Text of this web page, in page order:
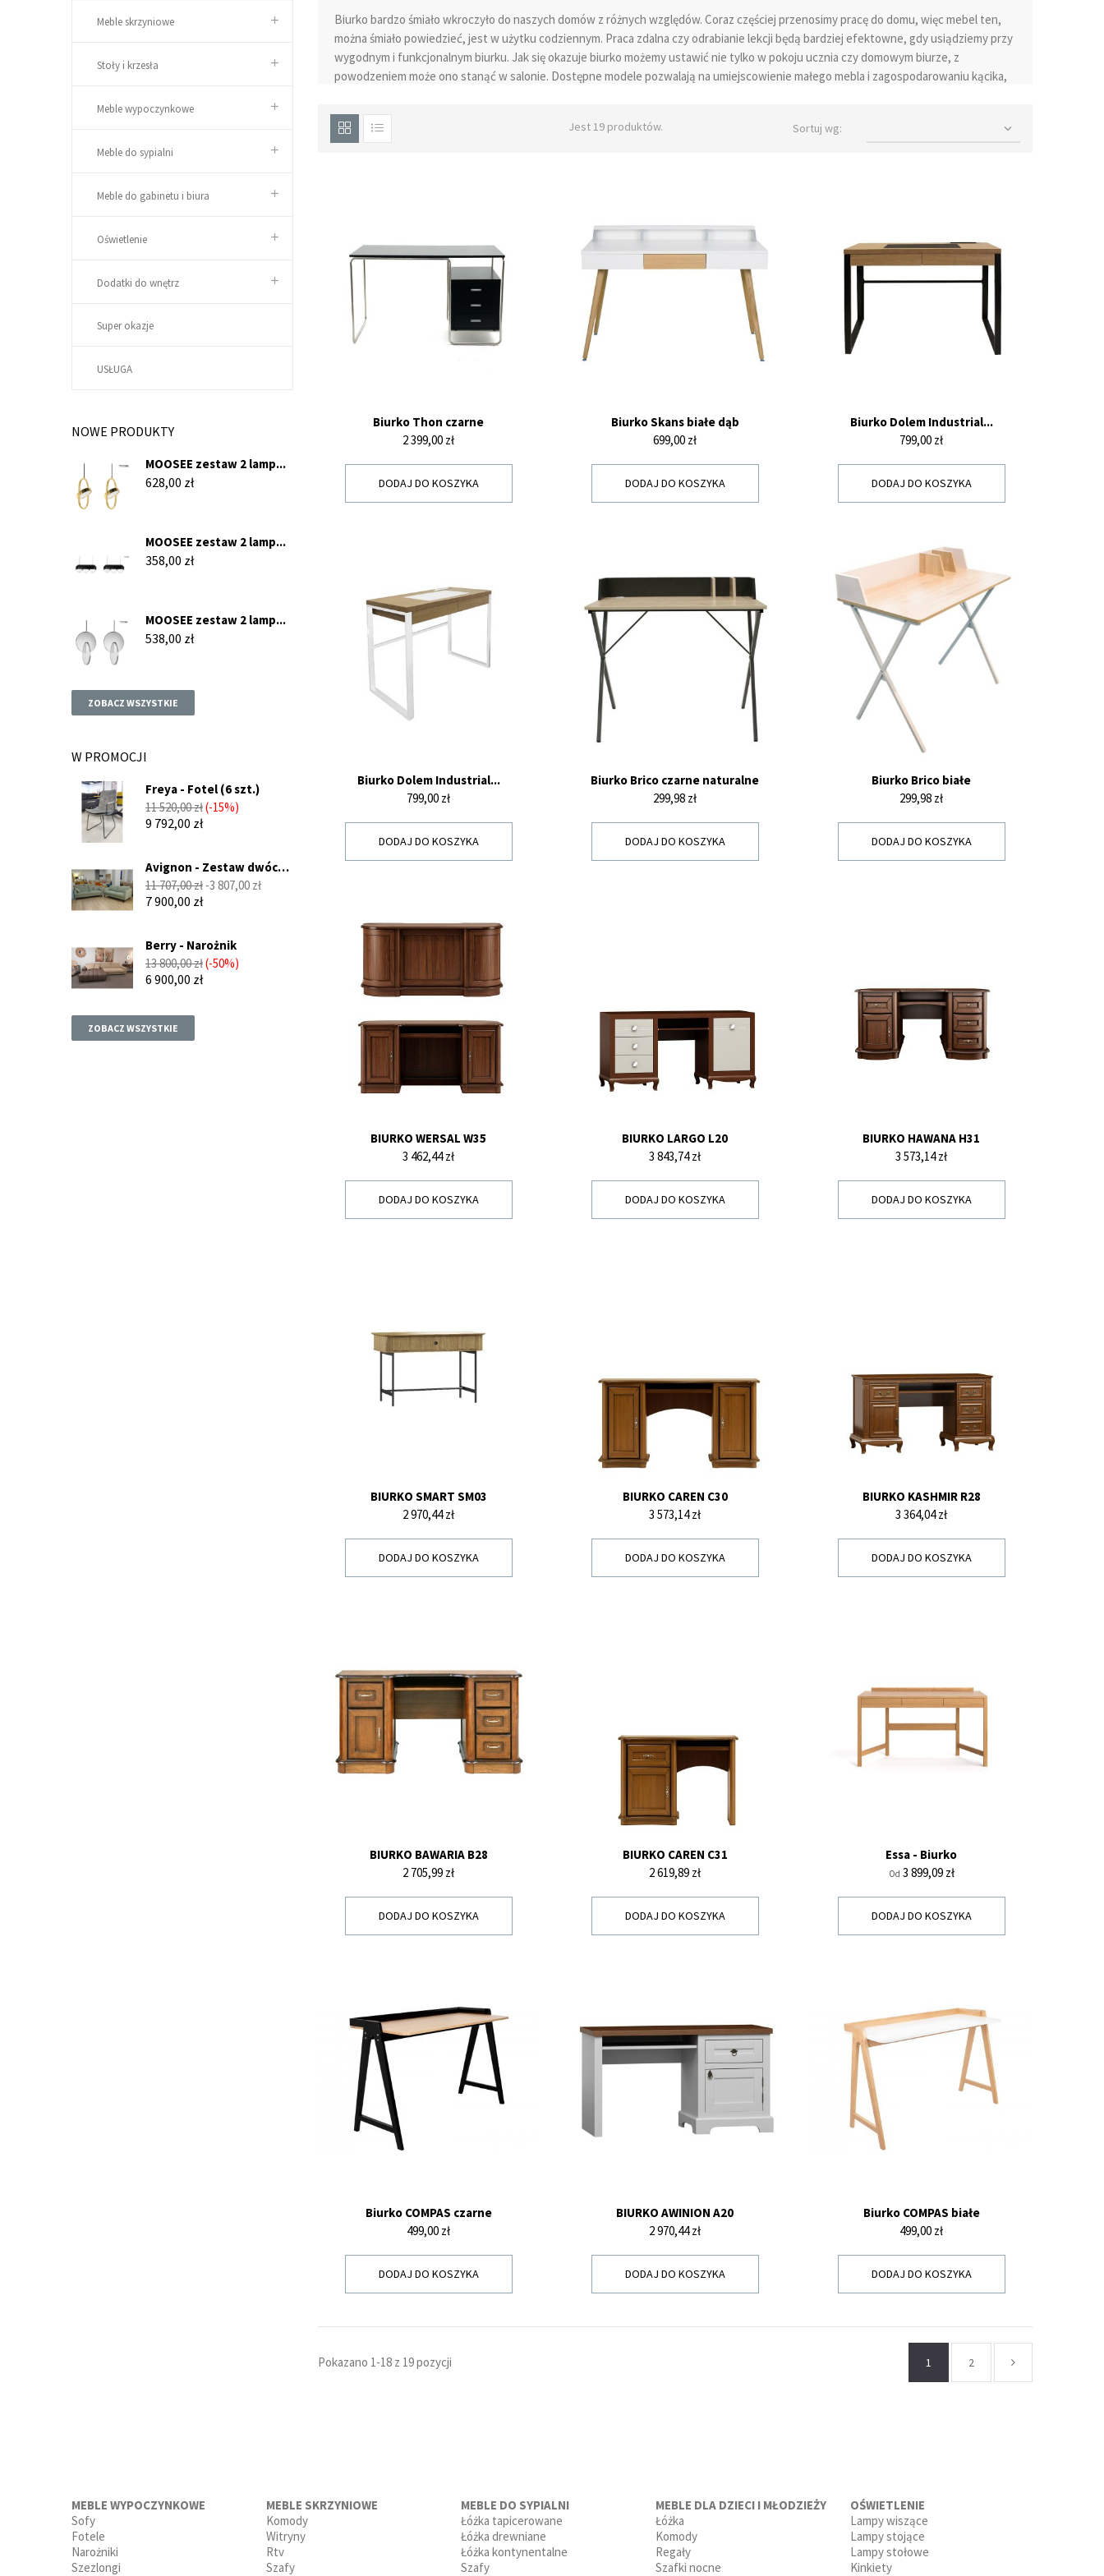
Meble skrzyniowe
Stoły i krzesła
Meble wypoczynkowe
Meble do sypialni
Meble do gabinetu i biura
Oświetlenie
Dodatki do wnętrz
Super okazje
USŁUGA
NOWE PRODUKTY
MOOSEE zestaw 2 lamp...
Cena
628,00 zł
MOOSEE zestaw 2 lamp...
Cena
358,00 zł
MOOSEE zestaw 2 lamp...
Cena
538,00 zł
ZOBACZ WSZYSTKIE
W PROMOCJI
Freya - Fotel (6 szt.)
Cena
podstawowa
11 520,00 zł -15%
9 792,00 zł
Avignon - Zestaw dwóch
sof...
Cena
podstawowa
11 707,00 zł -3 807,00 złCena
7 900,00 zł
Berry - Narożnik
Cena
podstawowa
13 800,00 zł -50%
6 900,00 zł
ZOBACZ WSZYSTKIE
Biurko bardzo śmiało wkroczyło do naszych domów z różnych względów. Coraz częściej przenosimy pracę do domu, więc mebel ten,
można śmiało powiedzieć, jest w użytku codziennym. Praca zdalna czy odrabianie lekcji będą bardziej efektowne, gdy usiądziemy przy
wygodnym i funkcjonalnym biurku. Jak się okazuje biurko możemy ustawić nie tylko w pokoju ucznia czy domowym biurze, z
powodzeniem może ono stanąć w salonie. Dostępne modele pozwalają na umiejscowienie małego mebla i zagospodarowaniu kącika,
w jakim będzie się ono prezentowało. Nowoczesne meble tego typu dostępne w naszym sklepie są niewielkich kształtów, a ich
kolorystyka, idealnie wpisuje się w przestrzeń urządzoną w stylu industrialnym. Biurka wyglądające jak sekretarzyki do stylu retro
Jest 19 produktów. Sortuj wg: 
Biurko Thon czarne
Cena
2 399,00 zł
DODAJ DO KOSZYKA
Biurko Skans białe dąb
Cena
699,00 zł
DODAJ DO KOSZYKA
Biurko Dolem Industrial...
Cena
799,00 zł
DODAJ DO KOSZYKA
Biurko Dolem Industrial...
Cena
799,00 zł
DODAJ DO KOSZYKA
Biurko Brico czarne naturalne
Cena
299,98 zł
DODAJ DO KOSZYKA
Biurko Brico białe
Cena
299,98 zł
DODAJ DO KOSZYKA
BIURKO WERSAL W35
Cena
3 462,44 zł
DODAJ DO KOSZYKA
BIURKO LARGO L20
Cena
3 843,74 zł
DODAJ DO KOSZYKA
BIURKO HAWANA H31
Cena
3 573,14 zł
DODAJ DO KOSZYKA
BIURKO SMART SM03
Cena
2 970,44 zł
DODAJ DO KOSZYKA
BIURKO CAREN C30
Cena
3 573,14 zł
DODAJ DO KOSZYKA
BIURKO KASHMIR R28
Cena
3 364,04 zł
DODAJ DO KOSZYKA
BIURKO BAWARIA B28
Cena
2 705,99 zł
DODAJ DO KOSZYKA
BIURKO CAREN C31
Cena
2 619,89 zł
DODAJ DO KOSZYKA
Essa - Biurko
Od Cena
3 899,09 zł
DODAJ DO KOSZYKA
Biurko COMPAS czarne
Cena
499,00 zł
DODAJ DO KOSZYKA
BIURKO AWINION A20
Cena
2 970,44 zł
DODAJ DO KOSZYKA
Biurko COMPAS białe
Cena
499,00 zł
DODAJ DO KOSZYKA
Pokazano 1-18 z 19 pozycji 1 2
MEBLE WYPOCZYNKOWE
Sofy
Fotele
Narożniki
Szezlongi
MEBLE SKRZYNIOWE
Komody
Witryny
Rtv
Szafy
MEBLE DO SYPIALNI
Łóżka tapicerowane
Łóżka drewniane
Łóżka kontynentalne
Szafy
MEBLE DLA DZIECI I MŁODZIEŻY
Łóżka
Komody
Regały
Szafki nocne
OŚWIETLENIE
Lampy wiszące
Lampy stojące
Lampy stołowe
Kinkiety